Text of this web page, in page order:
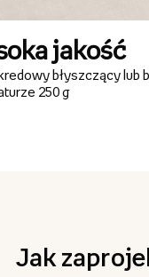
jakość
błyszczący lub
250 g
Jak